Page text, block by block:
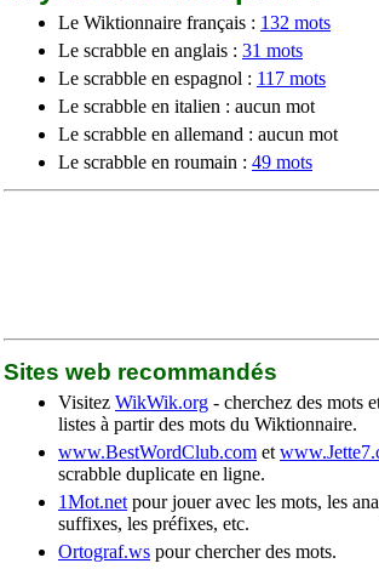
Le Wiktionnaire français : 132 mots
Le scrabble en anglais : 31 mots
Le scrabble en espagnol : 117 mots
Le scrabble en italien : aucun mot
Le scrabble en allemand : aucun mot
Le scrabble en roumain : 49 mots
Sites web recommandés
Visitez WikWik.org - cherchez des mots
listes à partir des mots du Wiktionnaire.
www.BestWordClub.com et
scrabble duplicate en ligne.
1Mot.net pour jouer avec les mots, les
suffixes, les préfixes, etc.
Ortograf.ws pour chercher des mots.